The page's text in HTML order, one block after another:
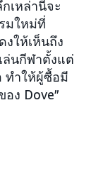
เหล่านี้จะ
มใหม่ที่
ให้เห็นถึง
ล่นกีฬาตั้งแต่
ทำให้ผู้ซื้อมี
ง Dove”